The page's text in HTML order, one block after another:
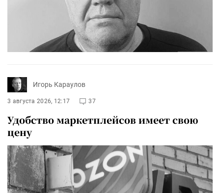
Игорь Караулов
3 августа 2026, 12:17 37
Удобство маркетплейсов имеет свою
цену